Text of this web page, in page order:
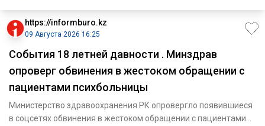
https://informburo.kz
09 Августа 2026 16:25
События 18 летней давности . Минздрав
опроверг обвинения в жестоком обращении с
пациентами психбольницы
Министерство здравоохранения РК опровергло появившиеся
в соцсетях обвинения в жестоком обращении с пациентами